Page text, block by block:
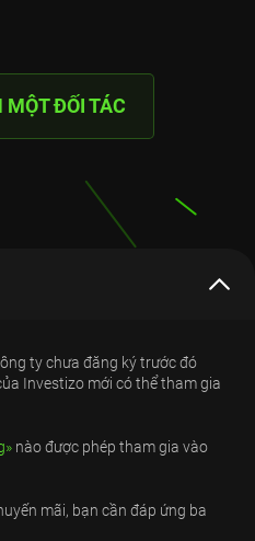
MỘT ĐỐI TÁC
ty chưa đăng ký trước đó
Investizo mới có thể tham gia
nào được phép tham gia vào
mãi, bạn cần đáp ứng ba